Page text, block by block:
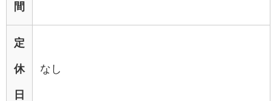
間
定
休
日
なし